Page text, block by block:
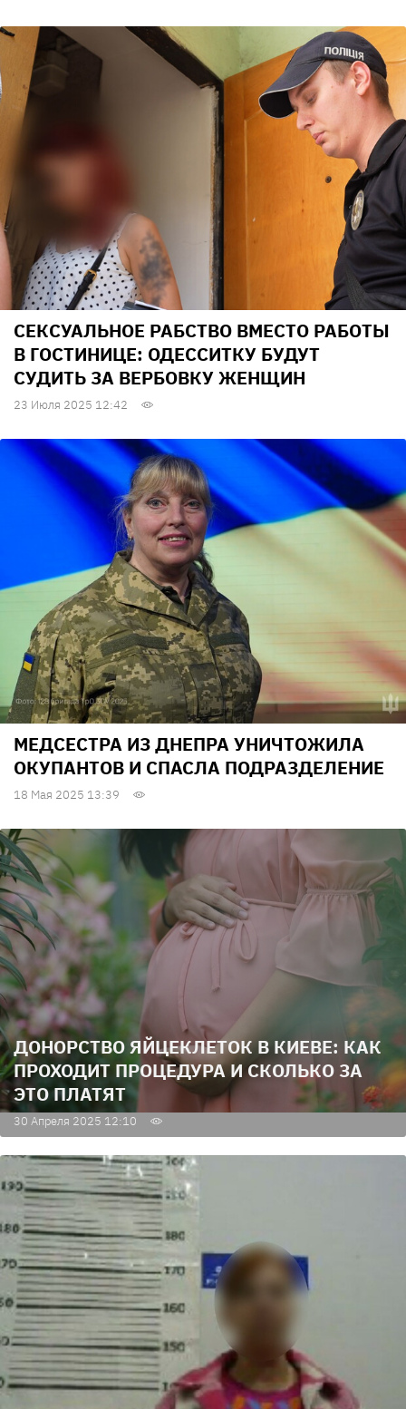
СЕКСУАЛЬНОЕ РАБСТВО ВМЕСТО РАБОТЫ
В ГОСТИНИЦЕ: ОДЕССИТКУ БУДУТ
СУДИТЬ ЗА ВЕРБОВКУ ЖЕНЩИН
23 Июля 2025 12:42
МЕДСЕСТРА ИЗ ДНЕПРА УНИЧТОЖИЛА
ОКУПАНТОВ И СПАСЛА ПОДРАЗДЕЛЕНИЕ
18 Мая 2025 13:39
ДОНОРСТВО ЯЙЦЕКЛЕТОК В КИЕВЕ: КАК
ПРОХОДИТ ПРОЦЕДУРА И СКОЛЬКО ЗА
ЭТО ПЛАТЯТ
30 Апреля 2025 12:10